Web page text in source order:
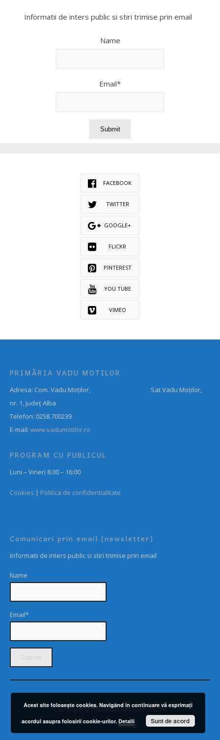
Informatii de inters public si stiri trimise prin email
Name
Email*
FACEBOOK
TWITTER
GOOGLE+
FLICKR
PINTEREST
YOU TUBE
VIMEO
PRIMĂRIA VADU MOTILOR
Adresa: Com. Vadu Moților, Sat Vadu Moților,
nr. 1, județ Alba
Telefon: 0258.700239
E-mail: www.vadumotilor.ro
PROGRAM CU PUBLICUL
Luni – Vineri 8.00 – 16:00
Cookies | Politica de confidentialitate
Comunicari prin email (newsletter)
Informatii de inters public si stiri trimise prin email
Name
Email*
Copyright © PRIMARIA VADU MOTILOR
Acest site foloseşte cookies. Navigând în continuare vă exprimaţi
acordul asupra folosirii cookie-urilor. Detalii Sunt de acord